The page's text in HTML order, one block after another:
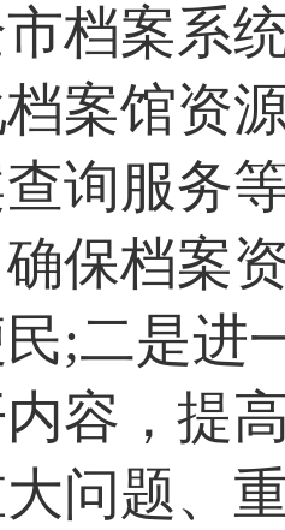
档案系
案馆资
询服务
保档案
;二是进
容，提
问题、